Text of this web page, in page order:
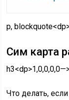
p,
Сим карта
Что делать,